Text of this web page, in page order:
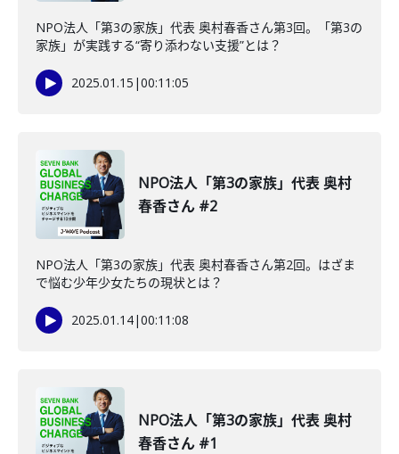
NPO法人「第3の家族」代表 奥村春香さん第3回。「第3の
家族」が実践する“寄り添わない支援”とは？
2025.01.15 |00:11:05
NPO法人「第3の家族」代表 奥村
春香さん #2
NPO法人「第3の家族」代表 奥村春香さん第2回。はざま
で悩む少年少女たちの現状とは？
2025.01.14|00:11:08
NPO法人「第3の家族」代表 奥村
春香さん #1